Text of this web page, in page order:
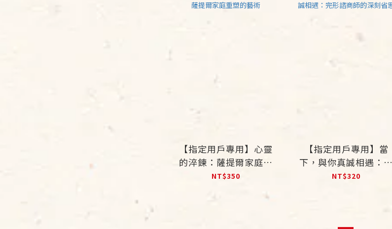
【指定用戶專用】心靈
的淬鍊：薩提爾家庭重
塑的藝術
NT$350
【指定用戶專用】當
下，與你真誠相遇：完
形諮商師的深刻省思
NT$320